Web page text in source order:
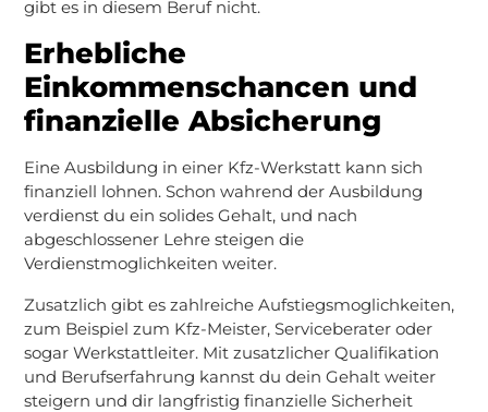
gibt es in diesem Beruf nicht.
Erhebliche
Einkommenschancen und
finanzielle Absicherung
Eine Ausbildung in einer Kfz-Werkstatt kann sich
finanziell lohnen. Schon wahrend der Ausbildung
verdienst du ein solides Gehalt, und nach
abgeschlossener Lehre steigen die
Verdienstmoglichkeiten weiter.
Zusatzlich gibt es zahlreiche Aufstiegsmoglichkeiten,
zum Beispiel zum Kfz-Meister, Serviceberater oder
sogar Werkstattleiter. Mit zusatzlicher Qualifikation
und Berufserfahrung kannst du dein Gehalt weiter
steigern und dir langfristig finanzielle Sicherheit